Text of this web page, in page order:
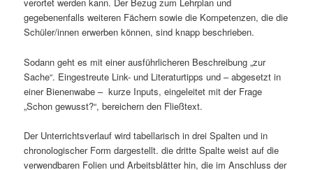
verortet werden kann. Der Bezug zum Lehrplan und
gegebenenfalls weiteren Fächern sowie die Kompetenzen, die die
Schüler/innen erwerben können, sind knapp beschrieben.
Sodann geht es mit einer ausführlicheren Beschreibung „zur
Sache“. Eingestreute Link- und Literaturtipps und – abgesetzt in
einer Bienenwabe – kurze Inputs, eingeleitet mit der Frage
„Schon gewusst?“, bereichern den Fließtext.
Der Unterrichtsverlauf wird tabellarisch in drei Spalten und in
chronologischer Form dargestellt. die dritte Spalte weist auf die
verwendbaren Folien und Arbeitsblätter hin, die im Anschluss der